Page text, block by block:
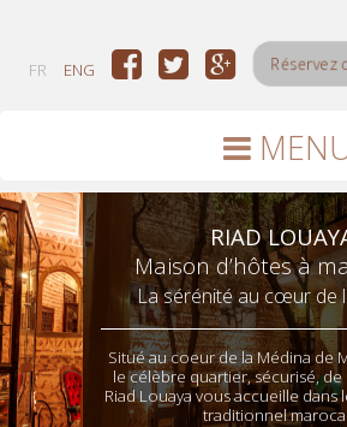
FR ENG Réservez
RIAD
Maison d’hôtes à
La sérénité au cœur de
Situé au coeur de la Médina de
le célèbre quartier, sécurisé, de
Riad Louaya vous accueille dans
traditionnel